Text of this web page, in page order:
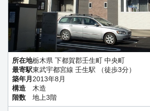
所在地栃木県 下都賀郡壬生町 中央町
最寄駅東武宇都宮線 壬生駅 （徒歩3分）
築年月 2013年8月
構造
木造
階数
地上3階